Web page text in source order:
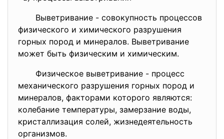
Выветривание - совокупность процессов
физического и химического разрушения
горных пород и минералов. Выветривание
может быть физическим и химическим.
Физическое выветривание - процесс
механического разрушения горных пород и
минералов, факторами которого являются:
колебание температуры, замерзание воды,
кристаллизация солей, жизнедеятельность
организмов.